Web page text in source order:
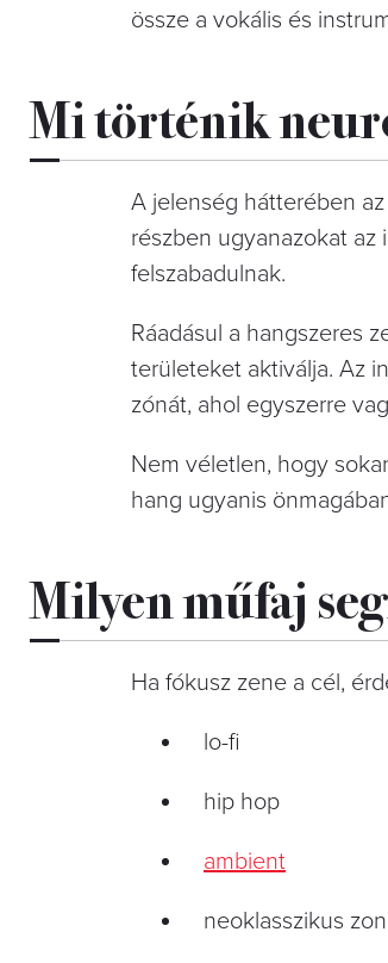
össze a vokális és
Mi történik
A jelenség hátterében
részben ugyanazokat az
felszabadulnak.
Ráadásul a hangszeres
területeket aktiválja. Az
zónát, ahol egyszerre
Nem véletlen, hogy
hang ugyanis
Milyen műfaj
Ha fókusz zene a cél,
lo-fi
hip hop
ambient
neoklasszikus